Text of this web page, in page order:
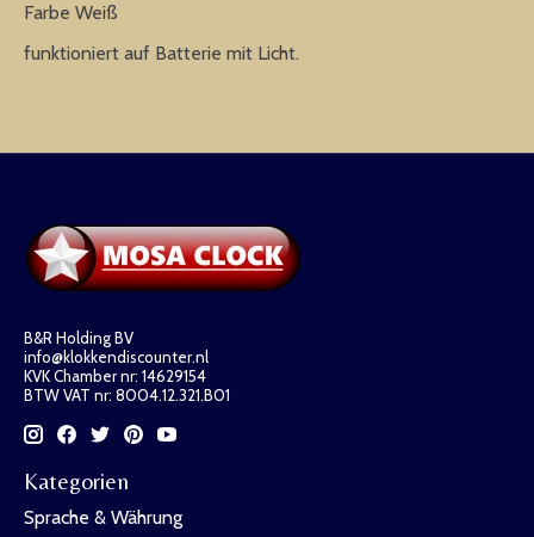
Farbe Weiß
funktioniert auf Batterie mit Licht.
B&R Holding BV
info@klokkendiscounter.nl
KVK Chamber nr: 14629154
BTW VAT nr: 8004.12.321.B01
Kategorien
Sprache & Währung